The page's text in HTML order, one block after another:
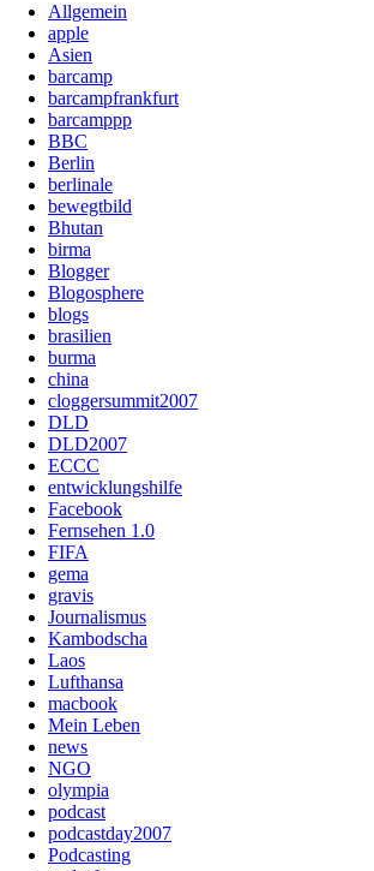
Allgemein
apple
Asien
barcamp
barcampfrankfurt
barcamppp
BBC
Berlin
berlinale
bewegtbild
Bhutan
birma
Blogger
Blogosphere
blogs
brasilien
burma
china
cloggersummit2007
DLD
DLD2007
ECCC
entwicklungshilfe
Facebook
Fernsehen 1.0
FIFA
gema
gravis
Journalismus
Kambodscha
Laos
Lufthansa
macbook
Mein Leben
news
NGO
olympia
podcast
podcastday2007
Podcasting